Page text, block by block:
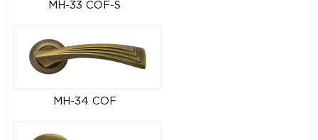
MH-33 COF-S
MH-34 COF